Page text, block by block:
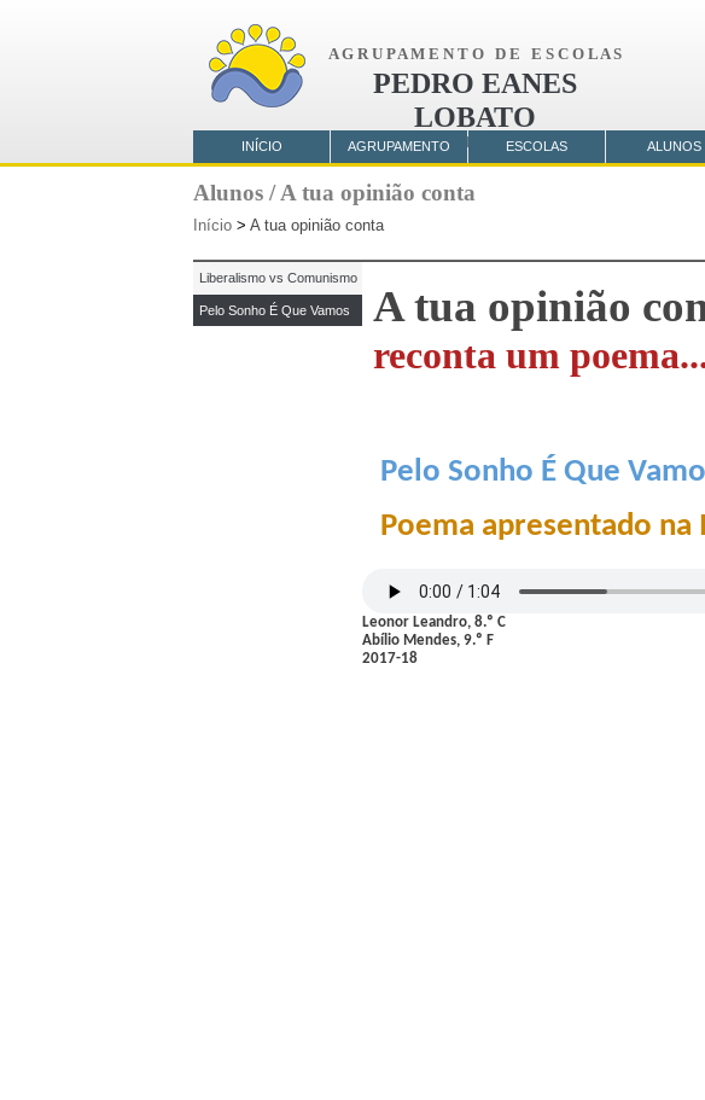
A G R U P A M E N T O D E E S C O L A S
PEDRO EANES
LOBATO
AMORA
Início > A tua opinião conta
Pelo Sonho É Que
Poema apresentado na
A tua opinião
reconta um
Leonor Leandro, 8.º C
Abílio Mendes, 9.º F
2017-18
Alunos / A tua opinião conta
Liberalismo vs Comunismo
Pelo Sonho É Que Vamos
INÍCIO AGRUPAMENTO ESCOLAS ALUNOS